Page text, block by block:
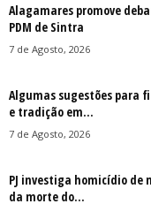
Alagamares promove
PDM de Sintra
7 de Agosto, 2026
Algumas sugestões para
e tradição em...
7 de Agosto, 2026
PJ investiga homicídio de
da morte do...